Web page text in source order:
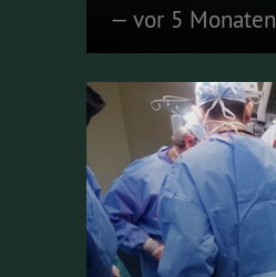
— vor 5 Monaten